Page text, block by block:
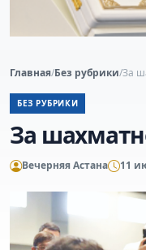
Главная/Без рубрики/За
БЕЗ РУБРИКИ
За
Вечерняя Астана 11